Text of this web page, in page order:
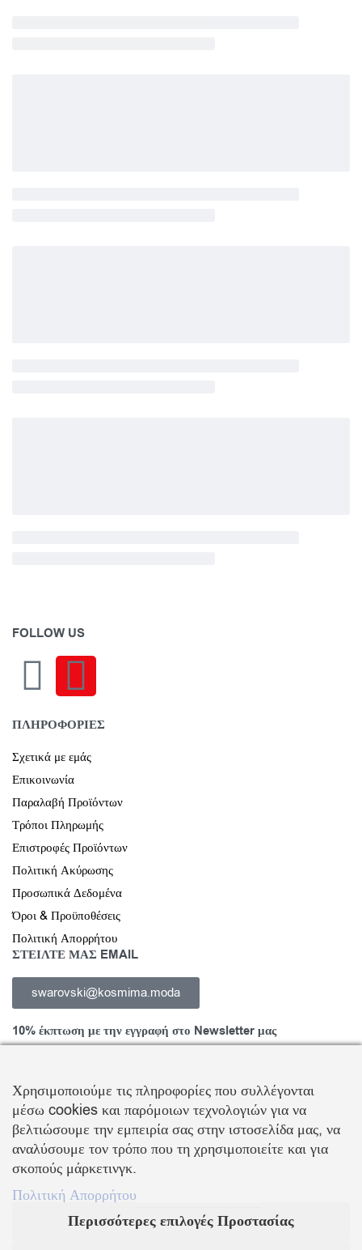
FOLLOW US
ΠΛΗΡΟΦΟΡΙΕΣ
Σχετικά με εμάς
Επικοινωνία
Παραλαβή Προϊόντων
Τρόποι Πληρωμής
Επιστροφές Προϊόντων
Πολιτική Ακύρωσης
Προσωπικά Δεδομένα
Όροι & Προϋποθέσεις
Πολιτική Απορρήτου
ΣΤΕΙΛΤΕ ΜΑΣ EMAIL
swarovski@kosmima.moda
10% έκπτωση με την εγγραφή στο Newsletter μας
Εγγραφείτε στο Newsletter και ενημερωθείτε για νέα προϊόντα,
τάσεις και προσφορές, καθώς και για να λάβετεκουπόνι έκπτωσης
10%με την πρώτη σας αγορά!
ΒΑΛΛΗΣ Χ.-ΑΒΑΓΙΑΝΟΣ Ε. ΕΜΠΟΡΙΚΗ ΕΤΑΙΡΕΙΑ Ο.Ε.
Τα λογότυπα SWAROVSKI & SWAN είναι κατοχυρωμένα σήματα της Swarovski AG
Χρησιμοποιούμε τις πληροφορίες που συλλέγονται
μέσω cookies και παρόμοιων τεχνολογιών για να
βελτιώσουμε την εμπειρία σας στην ιστοσελίδα μας, να
αναλύσουμε τον τρόπο που τη χρησιμοποιείτε και για
σκοπούς μάρκετινγκ.
Πολιτική Απορρήτου
Περισσότερες επιλογές Προστασίας